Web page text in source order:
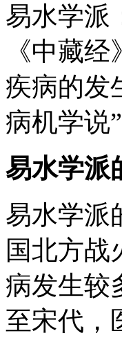
易水学派
《中藏
疾病的发
病机学说
易水学派
易水学派
国北方战
病发生较
至宋代，